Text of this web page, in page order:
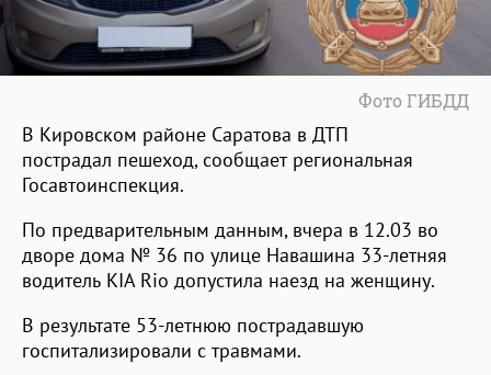
Фото ГИБДД
В Кировском районе Саратова в ДТП
пострадал пешеход, сообщает региональная
Госавтоинспекция.
По предварительным данным, вчера в 12.03 во
дворе дома № 36 по улице Навашина 33-летняя
водитель KIA Rio допустила наезд на женщину.
В результате 53-летнюю пострадавшую
госпитализировали с травмами.